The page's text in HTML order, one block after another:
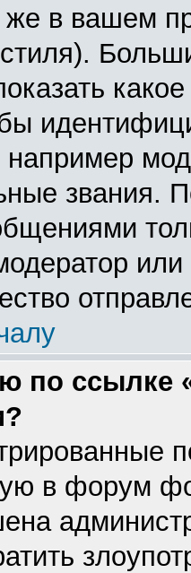
же в вашем
например
звания.
по ссылке
в форум